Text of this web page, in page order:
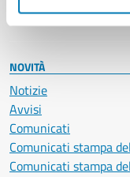
Vita lavorativa
NOVITÀ
Notizie
Avvisi
Comunicati
Comunicati stampa
Comunicati stampa